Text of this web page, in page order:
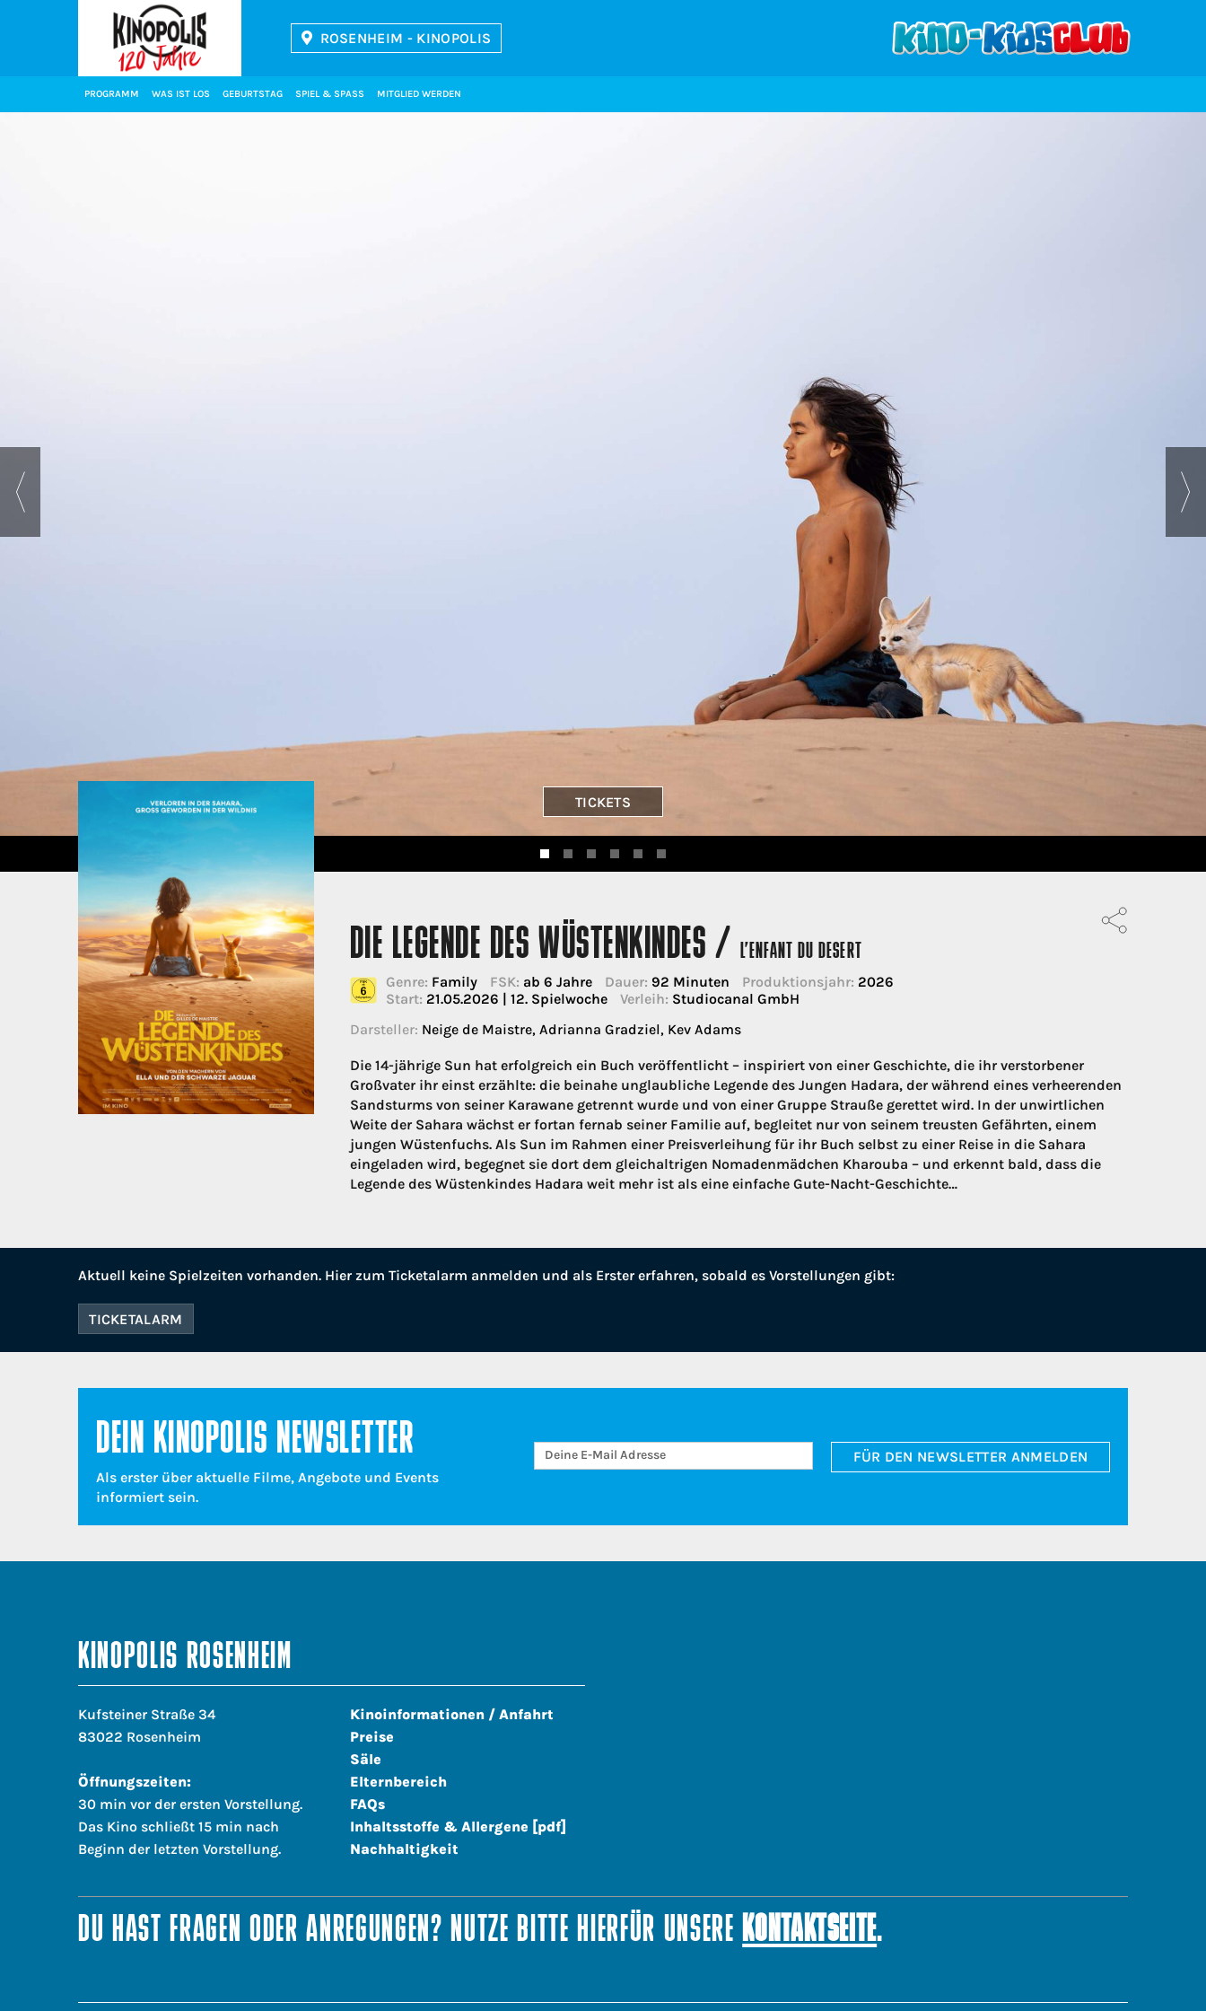
ROSENHEIM - KINOPOLIS
PROGRAMM WAS IST LOS GEBURTSTAG SPIEL & SPASS MITGLIED WERDEN
TICKETS
DIE LEGENDE DES WÜSTENKINDES /L’ENFANT DU DESERT
Genre: Family FSK: ab 6 Jahre Dauer: 92 Minuten Produktionsjahr: 2026
Start: 21.05.2026 | 12. Spielwoche Verleih: Studiocanal GmbH
Darsteller: Neige de Maistre, Adrianna Gradziel, Kev Adams
Die 14-jährige Sun hat erfolgreich ein Buch veröffentlicht – inspiriert von einer Geschichte, die ihr verstorbener
Großvater ihr einst erzählte: die beinahe unglaubliche Legende des Jungen Hadara, der während eines verheerenden
Sandsturms von seiner Karawane getrennt wurde und von einer Gruppe Strauße gerettet wird. In der unwirtlichen
Weite der Sahara wächst er fortan fernab seiner Familie auf, begleitet nur von seinem treusten Gefährten, einem
jungen Wüstenfuchs. Als Sun im Rahmen einer Preisverleihung für ihr Buch selbst zu einer Reise in die Sahara
eingeladen wird, begegnet sie dort dem gleichaltrigen Nomadenmädchen Kharouba – und erkennt bald, dass die
Legende des Wüstenkindes Hadara weit mehr ist als eine einfache Gute-Nacht-Geschichte…
Aktuell keine Spielzeiten vorhanden. Hier zum Ticketalarm anmelden und als Erster erfahren, sobald es Vorstellungen gibt:
TICKETALARM
DEIN KINOPOLIS NEWSLETTER
Als erster über aktuelle Filme, Angebote und Events
informiert sein.
FÜR DEN NEWSLETTER ANMELDEN
KINOPOLIS ROSENHEIM
Kufsteiner Straße 34
83022 Rosenheim
Öffnungszeiten:
30 min vor der ersten Vorstellung.
Das Kino schließt 15 min nach
Beginn der letzten Vorstellung.
Kinoinformationen / Anfahrt
Preise
Säle
Elternbereich
FAQs
Inhaltsstoffe & Allergene [pdf]
Nachhaltigkeit
DU HAST FRAGEN ODER ANREGUNGEN? NUTZE BITTE HIERFÜR UNSEREKONTAKTSEITE.